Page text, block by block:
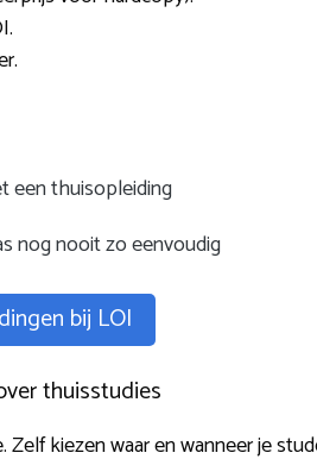
een thuisopleiding
nog nooit zo eenvoudig
bij LOI
thuisstudies
kiezen waar en wanneer je